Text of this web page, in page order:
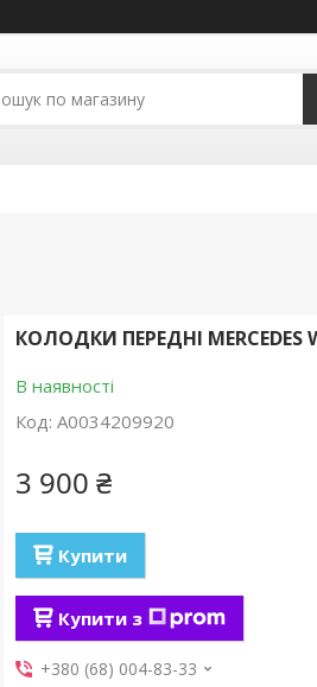
КОЛОДКИ ПЕРЕДНІ MERCEDES
В наявності
Код: A0034209920
3 900 ₴
Купити
Купити з
+380 (68) 004-83-33